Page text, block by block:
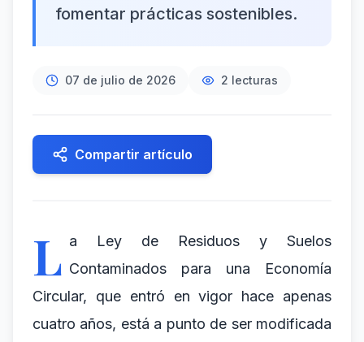
fomentar prácticas sostenibles.
07 de julio de 2026 2 lecturas
Compartir artículo
L a Ley de Residuos y Suelos
Contaminados para una Economía
Circular, que entró en vigor hace apenas
cuatro años, está a punto de ser modificada